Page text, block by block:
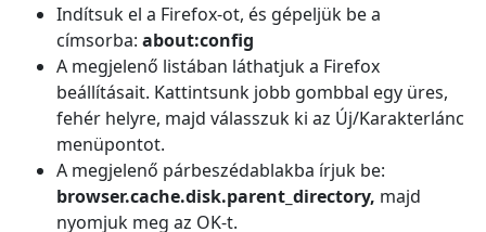
Indítsuk el a Firefox-ot, és gépeljük be a
címsorba: about:config
A megjelenő listában láthatjuk a Firefox
beállításait. Kattintsunk jobb gombbal egy üres,
fehér helyre, majd válasszuk ki az Új/Karakterlánc
menüpontot.
A megjelenő párbeszédablakba írjuk be:
browser.cache.disk.parent_directory, majd
nyomjuk meg az OK-t.